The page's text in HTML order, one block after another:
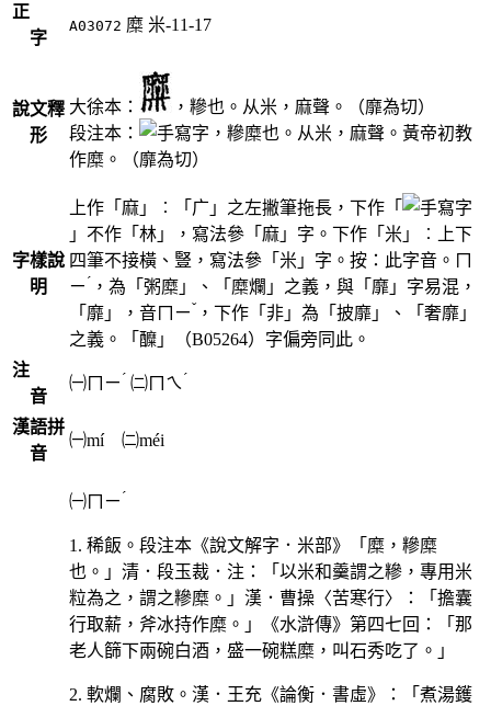
正
字
A03072 糜 米-11-17
說文釋
形
大徐本：
，糝也。从米，麻聲。（靡為切）
段注本：
，糝糜也。从米，麻聲。黃帝初教
作糜。（靡為切）
字樣說
明
上作「麻」︰「广」之左撇筆拖長，下作「
」不作「林」，寫法參「麻」字。下作「米」︰上下
四筆不接橫、豎，寫法參「米」字。按：此字音。 ㄇ
ㄧ ˊ ，為「粥糜」、「糜爛」之義，與「靡」字易混，
「靡」，音ㄇㄧˇ ，下作「非」為「披靡」、「奢靡」
之義。「醾」（B05264）字偏旁同此。
注
音
㈠ㄇㄧ ˊ ㈡ㄇㄟ ˊ
漢語拼
音
㈠mí ㈡méi
㈠ㄇㄧ ˊ
1. 稀飯。段注本《說文解字．米部》「糜，糝糜
也。」清．段玉裁．注：「以米和羹謂之糝，專用米
粒為之，謂之糝糜。」漢．曹操〈苦寒行〉：「擔囊
行取薪，斧冰持作糜。」《水滸傳》第四七回：「那
老人篩下兩碗白酒，盛一碗糕糜，叫石秀吃了。」
2. 軟爛、腐敗。漢．王充《論衡．書虛》：「煮湯鑊